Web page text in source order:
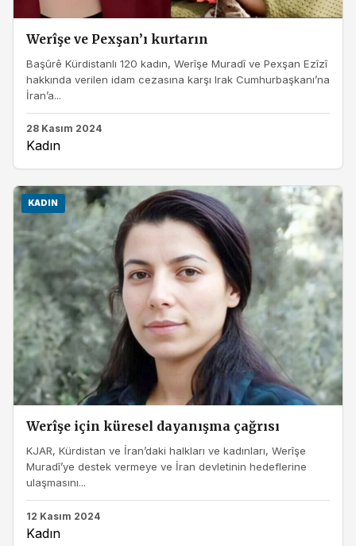
Werîşe ve Pexşan’ı kurtarın
Başûrê Kürdistanlı 120 kadın, Werîşe Muradî ve Pexşan Ezîzî
hakkında verilen idam cezasına karşı Irak Cumhurbaşkanı’na
İran’a...
28 Kasım 2024
Kadın
KADIN
Werîşe için küresel dayanışma çağrısı
KJAR, Kürdistan ve İran’daki halkları ve kadınları, Werîşe
Muradî’ye destek vermeye ve İran devletinin hedeflerine
ulaşmasını...
12 Kasım 2024
Kadın